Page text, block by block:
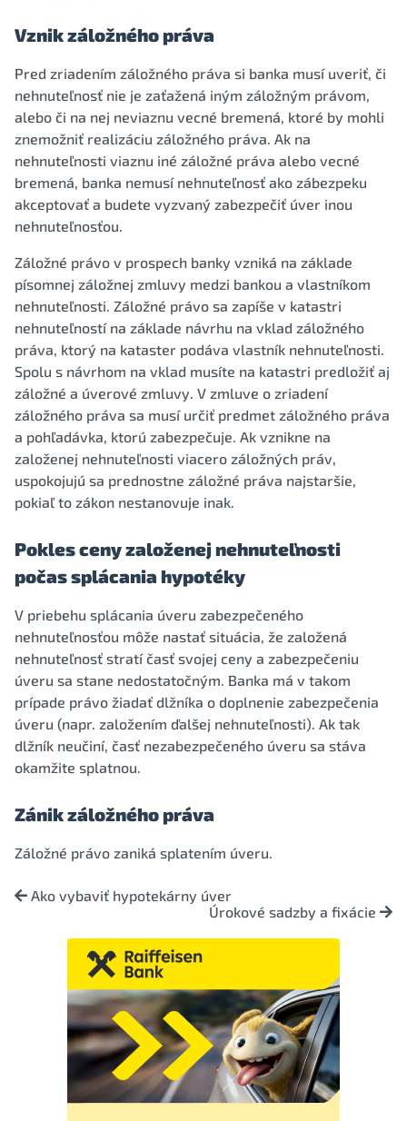
Vznik záložného práva
Pred zriadením záložného práva si banka musí uveriť, či
nehnuteľnosť nie je zaťažená iným záložným právom,
alebo či na nej neviaznu vecné bremená, ktoré by mohli
znemožniť realizáciu záložného práva. Ak na
nehnuteľnosti viaznu iné záložné práva alebo vecné
bremená, banka nemusí nehnuteľnosť ako zábezpeku
akceptovať a budete vyzvaný zabezpečiť úver inou
nehnuteľnosťou.
Záložné právo v prospech banky vzniká na základe
písomnej záložnej zmluvy medzi bankou a vlastníkom
nehnuteľnosti. Záložné právo sa zapíše v katastri
nehnuteľností na základe návrhu na vklad záložného
práva, ktorý na kataster podáva vlastník nehnuteľnosti.
Spolu s návrhom na vklad musíte na katastri predložiť aj
záložné a úverové zmluvy. V zmluve o zriadení
záložného práva sa musí určiť predmet záložného práva
a pohľadávka, ktorú zabezpečuje. Ak vznikne na
založenej nehnuteľnosti viacero záložných práv,
uspokojujú sa prednostne záložné práva najstaršie,
pokiaľ to zákon nestanovuje inak.
Pokles ceny založenej nehnuteľnosti
počas splácania hypotéky
V priebehu splácania úveru zabezpečeného
nehnuteľnosťou môže nastať situácia, že založená
nehnuteľnosť stratí časť svojej ceny a zabezpečeniu
úveru sa stane nedostatočným. Banka má v takom
prípade právo žiadať dlžníka o doplnenie zabezpečenia
úveru (napr. založením ďalšej nehnuteľnosti). Ak tak
dlžník neučiní, časť nezabezpečeného úveru sa stáva
okamžite splatnou.
Zánik záložného práva
Záložné právo zaniká splatením úveru.
Ako vybaviť hypotekárny úver
Úrokové sadzby a fixácie